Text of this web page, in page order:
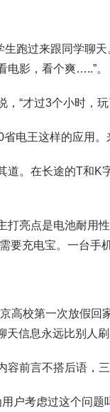
生跑过来跟同学
电影，看个爽…..”。
“才过3个小时，玩
电王这样的应用。
道。在长途的T和K
亮点是电池耐用
要充电宝。一台手
高校第一次放假回
信息永远比别人刷
前言不搭后语，
户考虑过这个问题